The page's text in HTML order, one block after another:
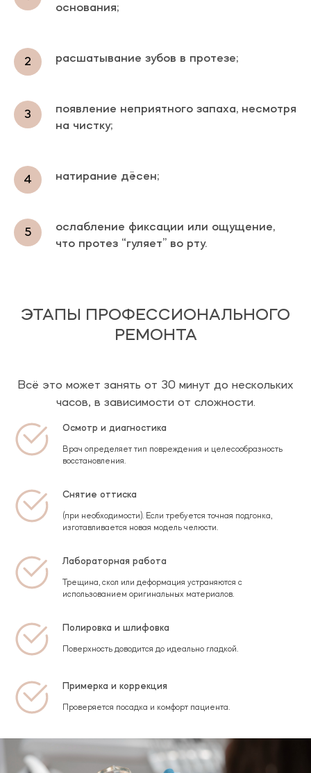
основания;
расшатывание зубов в протезе;
появление неприятного запаха, несмотря
на чистку;
натирание дёсен;
ослабление фиксации или ощущение,
что протез “гуляет” во рту.
ЭТАПЫ ПРОФЕССИОНАЛЬНОГО
РЕМОНТА
Всё это может занять от 30 минут до нескольких
часов, в зависимости от сложности.
Осмотр и диагностика
Врач определяет тип повреждения и целесообразность
восстановления.
Снятие оттиска
(при необходимости). Если требуется точная подгонка,
изготавливается новая модель челюсти.
Лабораторная работа
Трещина, скол или деформация устраняются с
использованием оригинальных материалов.
Полировка и шлифовка
Поверхность доводится до идеально гладкой.
Примерка и коррекция
Проверяется посадка и комфорт пациента.